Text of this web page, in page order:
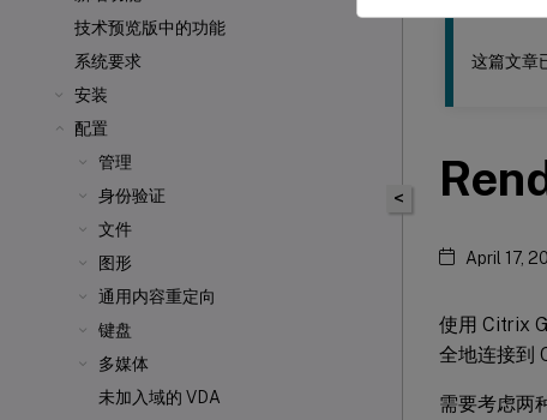
技术预览版中的功能
系统要求
安装
配置
管理
身份验证
文件
图形
通用内容重定向
键盘
多媒体
未加入域的 VDA
<
这篇文章
April 17,
使用 Citrix
全地连接到
需要考虑两